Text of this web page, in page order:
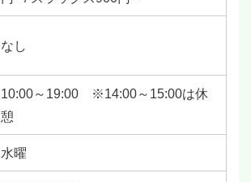
なし
10:00～19:00 ※14:00～15:00は休
憩
水曜